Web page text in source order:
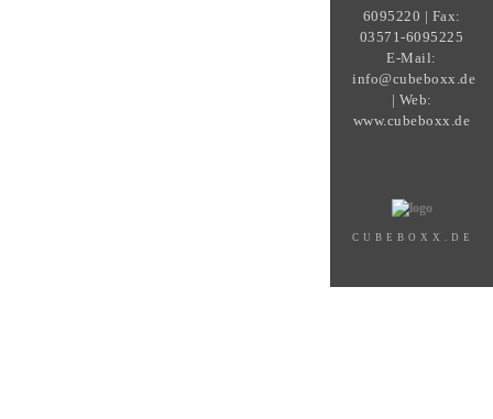
6095220 | Fax:
03571-6095225
E-Mail:
info@cubeboxx.de
| Web:
www.cubeboxx.de
CUBEBOXX.DE